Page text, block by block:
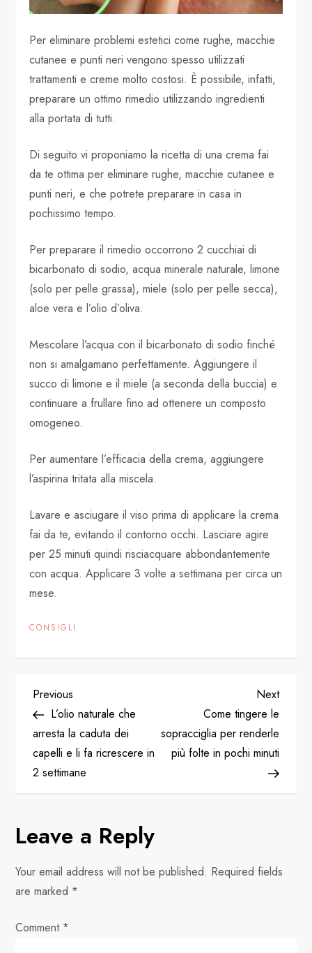
Per eliminare problemi estetici come rughe, macchie
cutanee e punti neri vengono spesso utilizzati
trattamenti e creme molto costosi. È possibile, infatti,
preparare un ottimo rimedio utilizzando ingredienti
alla portata di tutti.
Di seguito vi proponiamo la ricetta di una crema fai
da te ottima per eliminare rughe, macchie cutanee e
punti neri, e che potrete preparare in casa in
pochissimo tempo.
Per preparare il rimedio occorrono 2 cucchiai di
bicarbonato di sodio, acqua minerale naturale, limone
(solo per pelle grassa), miele (solo per pelle secca),
aloe vera e l’olio d’oliva.
Mescolare l’acqua con il bicarbonato di sodio finché
non si amalgamano perfettamente. Aggiungere il
succo di limone e il miele (a seconda della buccia) e
continuare a frullare fino ad ottenere un composto
omogeneo.
Per aumentare l’efficacia della crema, aggiungere
l’aspirina tritata alla miscela.
Lavare e asciugare il viso prima di applicare la crema
fai da te, evitando il contorno occhi. Lasciare agire
per 25 minuti quindi risciacquare abbondantemente
con acqua. Applicare 3 volte a settimana per circa un
mese.
CONSIGLI
P
o
s
n
a
v
i
Previous
Post
Previous
L’olio naturale che
arresta la caduta dei
capelli e li fa ricrescere in
2 settimane
Next
Post
Next
Come tingere le
sopracciglia per renderle
più folte in pochi minuti
Leave a Reply
Your email address will not be published. Required fields
are marked *
Comment *